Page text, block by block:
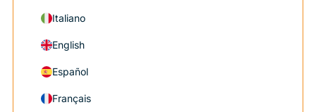
Italiano
English
Español
Français